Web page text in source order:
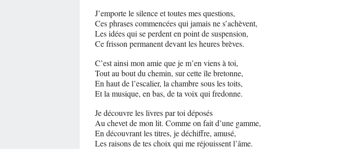
J’emporte le silence et toutes mes questions,
Ces phrases commencées qui jamais ne s’achèvent,
Les idées qui se perdent en point de suspension,
Ce frisson permanent devant les heures brèves.
C’est ainsi mon amie que je m’en viens à toi,
Tout au bout du chemin, sur cette île bretonne,
En haut de l’escalier, la chambre sous les toits,
Et la musique, en bas, de ta voix qui fredonne.
Je découvre les livres par toi déposés
Au chevet de mon lit. Comme on fait d’une gamme,
En découvrant les titres, je déchiffre, amusé,
Les raisons de tes choix qui me réjouissent l’âme.